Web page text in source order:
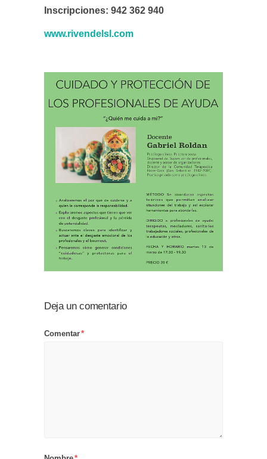
Inscripciones: 942 362 940
www.rivendelsl.com
Deja un comentario
Comentar*